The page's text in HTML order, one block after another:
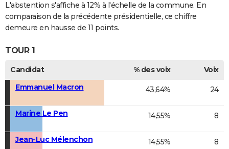
L'abstention s'affiche à 12% à l'échelle de la commune. En
comparaison de la précédente présidentielle, ce chiffre
demeure en hausse de 11 points.
TOUR 1
Candidat % des voix
Voix
Emmanuel Macron
43,64% 24
Marine Le Pen 14,55% 8
Jean-Luc Mélenchon 14,55% 8